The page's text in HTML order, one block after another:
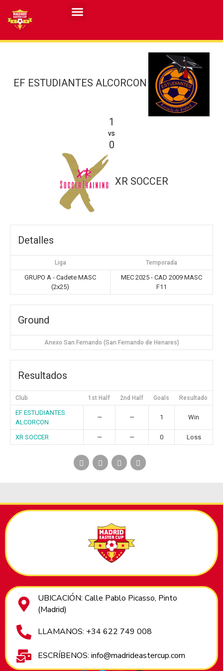
EF ESTUDIANTES ALCORCON
1
vs
0
XR SOCCER
Detalles
Liga Temporada
GRUPO A - Cadete MASC
(2x25)
MEC 2025 - CAD 2009 MASC
F11
Ground
Anexo San Fernando (San Fernando de Henares)
Resultados
Club 1st Half 2nd Half Goals Resultado
EF ESTUDIANTES
ALCORCON
— — 1 Win
XR SOCCER — — 0 Loss
UBICACIÓN: Calle Pablo Picasso, Pinto
(Madrid)
LLAMANOS: +34 622 749 008
ESCRÍBENOS: info@madrideastercup.com